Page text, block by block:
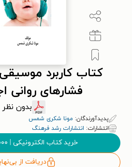
کتاب کاربرد
فشارهای روانی
بدون نظر
پدیدآورندگان: مونا شکری شمس
انتشارات: انتشارات رشد فرهنگ
خرید کتاب الکترونیکی |
دریافت از